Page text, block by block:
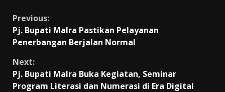
Continue
Reading
Previous:
Pj. Bupati Malra Pastikan Pelayanan
Penerbangan Berjalan Normal
Next:
Pj. Bupati Malra Buka Kegiatan, Seminar
Program Literasi dan Numerasi di Era Digital